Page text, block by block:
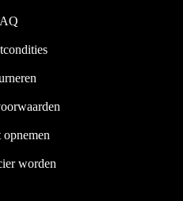
opnemen
worden